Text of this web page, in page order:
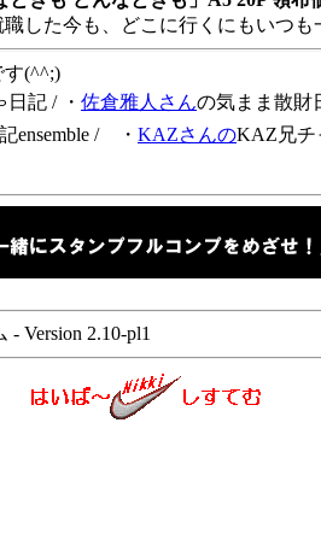
した今も、どこに行くにもいつ
(^^;)
日記 / ・ 佐倉雅人さんの気まま散財
ensemble / ・ KAZさんのKAZ兄チ
Version 2.10-pl1